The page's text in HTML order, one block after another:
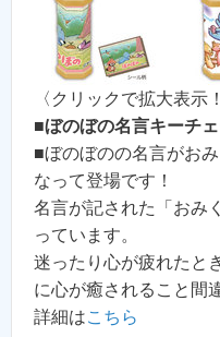
〈クリックで拡大表示
■ぼのぼの名言キーチ
■ぼのぼのの名言がお
なって登場です！
名言が記された「おみ
っています。
迷ったり心が疲れたと
に心が癒されること間
詳細はこちら